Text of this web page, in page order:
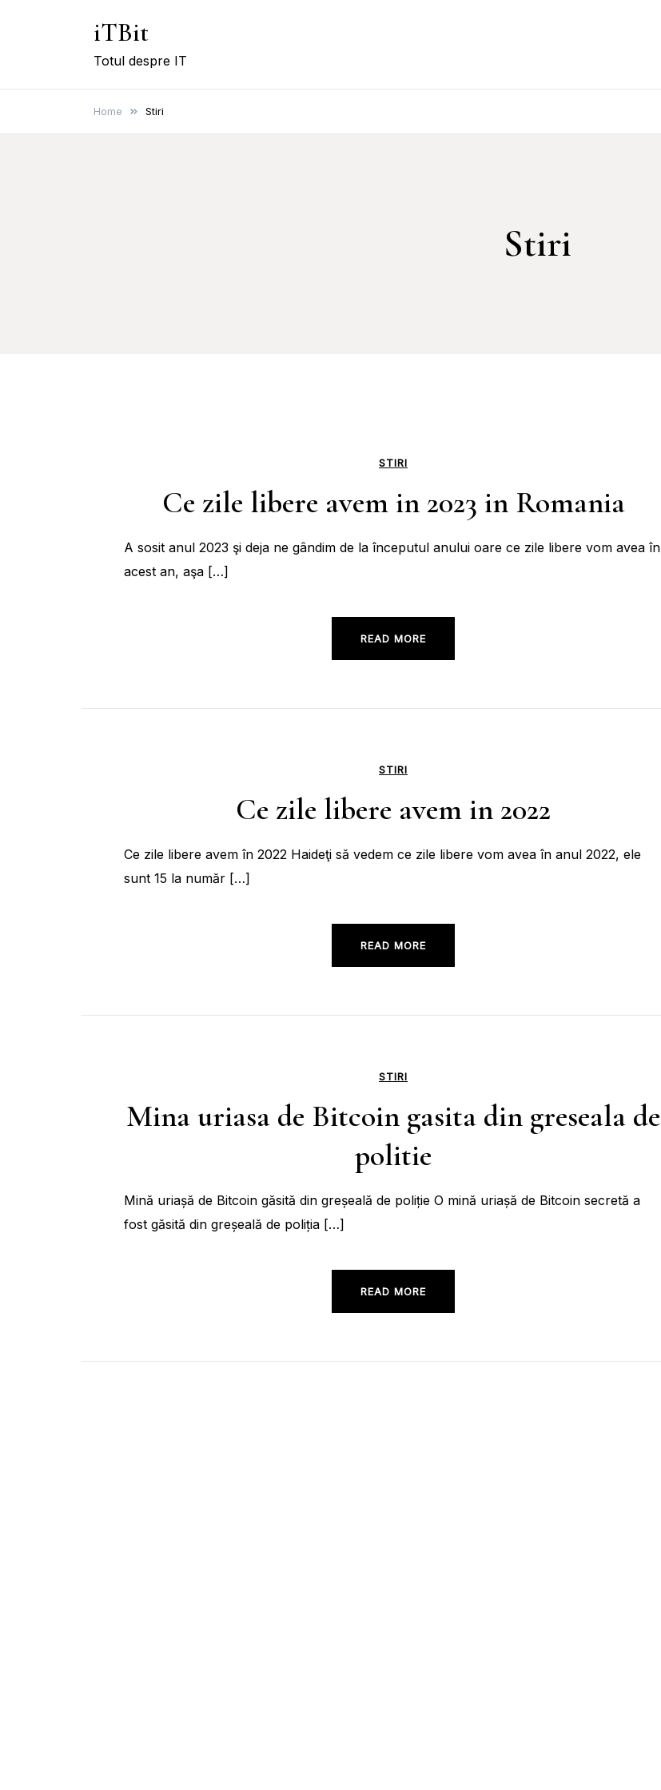
iTBit
Totul despre IT
Home Stiri
Stiri
STIRI
Ce zile libere avem in 2023 in Romania
A sosit anul 2023 şi deja ne gândim de la începutul anului oare ce zile libere vom avea în
acest an, aşa […]
READ MORE
STIRI
Ce zile libere avem in 2022
Ce zile libere avem în 2022 Haideţi să vedem ce zile libere vom avea în anul 2022, ele
sunt 15 la număr […]
READ MORE
STIRI
Mina uriasa de Bitcoin gasita din greseala de
politie
Mină uriașă de Bitcoin găsită din greșeală de poliție O mină uriașă de Bitcoin secretă a
fost găsită din greșeală de poliția […]
READ MORE